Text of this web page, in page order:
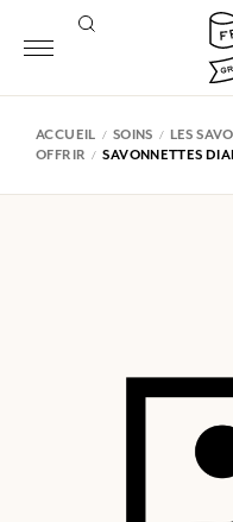
ACCUEIL SOINS LES
OFFRIR
SAVONNETTES